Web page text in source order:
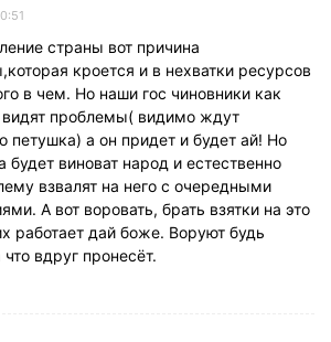
страны вот причина
кроется и в нехватки ресурсов
в чем. Но наши гос чиновники как
видят проблемы( видимо ждут
петушка) а он придет и будет ай! Но
будет виноват народ и естественно
взвалят на него с очередными
А вот воровать, брать взятки на это
работает дай боже. Воруют будь
вдруг пронесёт.